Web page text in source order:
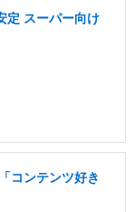
定 スーパー向け
コンテンツ好き